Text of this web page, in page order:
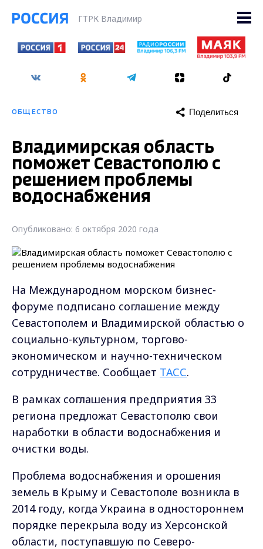
ГТРК Владимир
ОБЩЕСТВО Поделиться
Владимирская область
поможет Севастополю с
решением проблемы
водоснабжения
Опубликовано: 6 октября 2020 года
На Международном морском бизнес-
форуме подписано соглашение между
Севастополем и Владимирской областью о
социально-культурном, торгово-
экономическом и научно-техническом
сотрудничестве. Сообщает ТАСС.
В рамках соглашения предприятия 33
региона предложат Севастополю свои
наработки в области водоснабжения и
очистки воды.
Проблема водоснабжения и орошения
земель в Крыму и Севастополе возникла в
2014 году, когда Украина в одностороннем
порядке перекрыла воду из Херсонской
области, поступавшую по Северо-